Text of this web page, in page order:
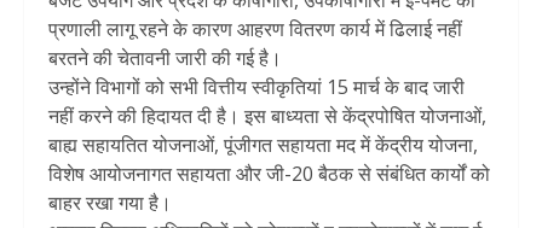
प्रणाली लागू रहने के कारण आहरण वितरण कार्य में ढिलाई नहीं
बरतने की चेतावनी जारी की गई है।
उन्होंने विभागों को सभी वित्तीय स्वीकृतियां 15 मार्च के बाद जारी
नहीं करने की हिदायत दी है। इस बाध्यता से केंद्रपोषित योजनाओं,
बाह्य सहायतित योजनाओं, पूंजीगत सहायता मद में केंद्रीय योजना,
विशेष आयोजनागत सहायता और जी-20 बैठक से संबंधित कार्यों को
बाहर रखा गया है।